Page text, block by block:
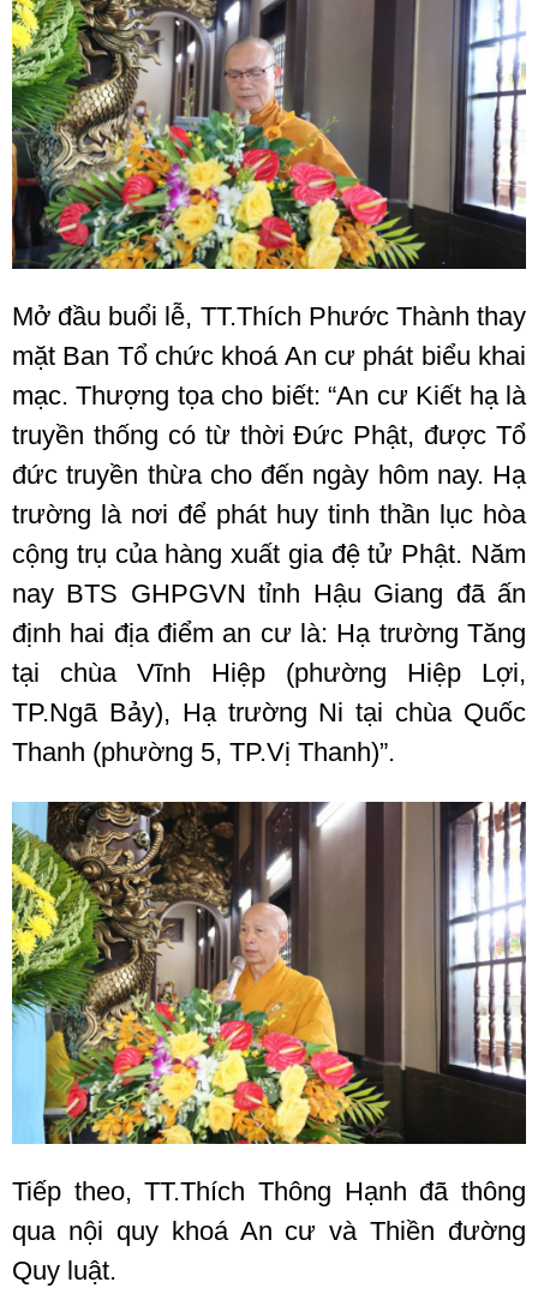
Mở đầu buổi lễ, TT.Thích Phước Thành thay
mặt Ban Tổ chức khoá An cư phát biểu khai
mạc. Thượng tọa cho biết: “An cư Kiết hạ là
truyền thống có từ thời Đức Phật, được Tổ
đức truyền thừa cho đến ngày hôm nay. Hạ
trường là nơi để phát huy tinh thần lục hòa
cộng trụ của hàng xuất gia đệ tử Phật. Năm
nay BTS GHPGVN tỉnh Hậu Giang đã ấn
định hai địa điểm an cư là: Hạ trường Tăng
tại chùa Vĩnh Hiệp (phường Hiệp Lợi,
TP.Ngã Bảy), Hạ trường Ni tại chùa Quốc
Thanh (phường 5, TP.Vị Thanh)”.
Tiếp theo, TT.Thích Thông Hạnh đã thông
qua nội quy khoá An cư và Thiền đường
Quy luật.